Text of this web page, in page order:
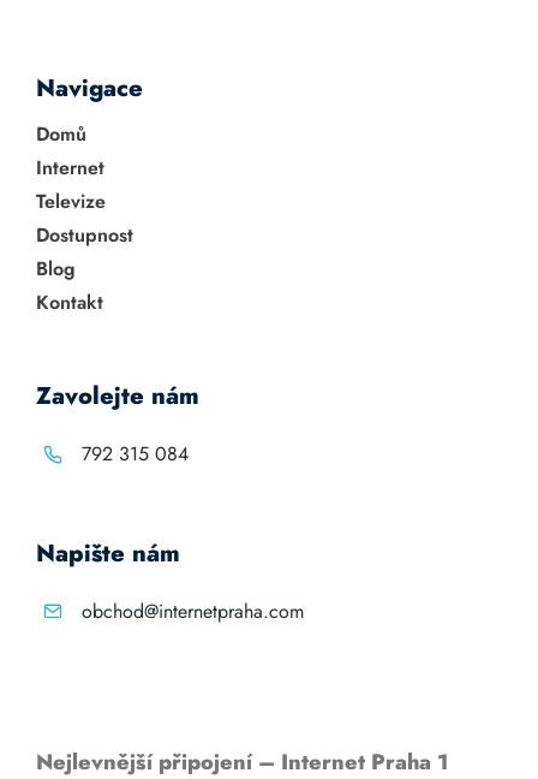
Navigace
Domů
Internet
Televize
Dostupnost
Blog
Kontakt
Zavolejte nám
792 315 084
Napište nám
obchod@internetpraha.com
Nejlevnější připojení – Internet Praha 1